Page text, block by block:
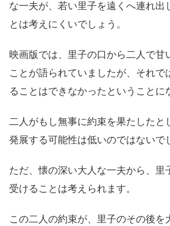
な一夫が、若い里子を遠くへ連れ出
とは考えにくいでしょう。
映画版では、里子の口から二人で甘
ことが語られていましたが、それで
ることはできなかったということに
二人がもし無事に約束を果たしたと
発展する可能性は低いのではないで
ただ、懐の深い大人な一夫から、里
受けることは考えられます。
この二人の約束が、里子のその後を